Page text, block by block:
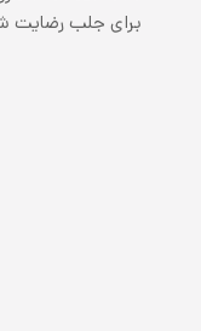
برای جلب